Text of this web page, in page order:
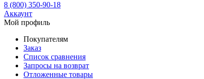
8 (800) 350-90-18
Аккаунт
Мой профиль
Покупателям
Заказ
Список сравнения
Запросы на возврат
Отложенные товары